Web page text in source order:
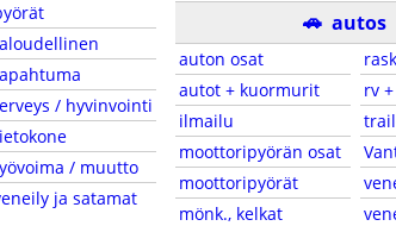
/ hyvinvointi
/ muutto
ja satamat
🚗 autos
auton osat
autot + kuormurit
ilmailu
moottoripyörän osat
moottoripyörät
mönk., kelkat
rv